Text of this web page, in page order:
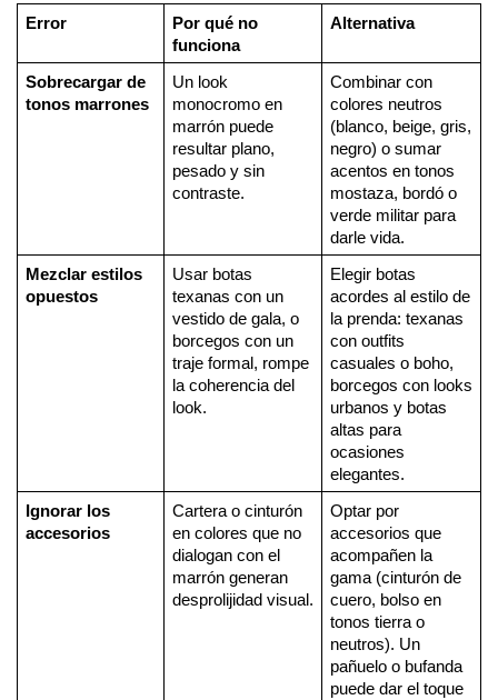
Error
Por qué no
funciona
Alternativa
Sobrecargar de
tonos marrones
Un look
monocromo en
marrón puede
resultar plano,
pesado y sin
contraste.
Combinar con
colores neutros
(blanco, beige, gris,
negro) o sumar
acentos en tonos
mostaza, bordó o
verde militar para
darle vida.
Mezclar estilos
opuestos
Usar botas
texanas con un
vestido de gala, o
borcegos con un
traje formal, rompe
la coherencia del
look.
Elegir botas
acordes al estilo de
la prenda: texanas
con outfits
casuales o boho,
borcegos con looks
urbanos y botas
altas para
ocasiones
elegantes.
Ignorar los
accesorios
Cartera o cinturón
en colores que no
dialogan con el
marrón generan
desprolijidad visual.
Optar por
accesorios que
acompañen la
gama (cinturón de
cuero, bolso en
tonos tierra o
neutros). Un
pañuelo o bufanda
puede dar el toque